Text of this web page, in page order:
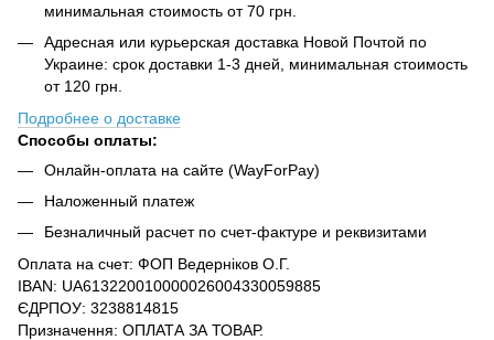
минимальная стоимость от 70 грн.
Адресная или курьерская доставка Новой Почтой по
Украине: срок доставки 1-3 дней, минимальная стоимость
от 120 грн.
Подробнее о доставке
Способы оплаты:
Онлайн-оплата на сайте (WayForPay)
Наложенный платеж
Безналичный расчет по счет-фактуре и реквизитами
Оплата на счет: ФОП Ведерніков О.Г.
IBAN: UA613220010000026004330059885
ЄДРПОУ: 3238814815
Призначення: ОПЛАТА ЗА ТОВАР.